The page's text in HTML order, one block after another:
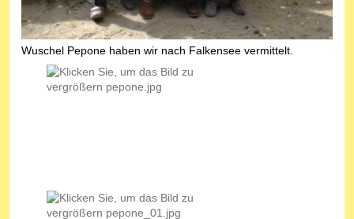
Wuschel Pepone haben wir nach Falkensee vermittelt.